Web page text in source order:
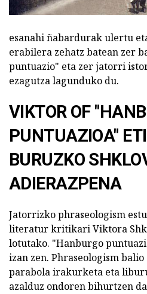
esanahi ñabardurak ulertu
erabilera zehatz batean zer
puntuazio" eta zer jatorri
ezagutza lagunduko du.
VIKTOR OF
PUNTUAZIOA"
BURUZKO
ADIERAZPENA
Jatorrizko phraseologism
literatur kritikari Viktora
lotutako. "Hanburgo
izan zen. Phraseologism
parabola irakurketa eta
azalduz ondoren bihurtzen